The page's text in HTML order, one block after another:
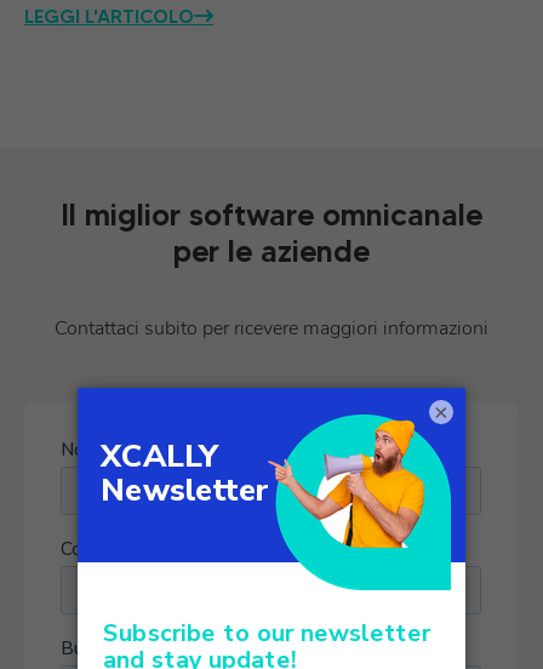
LEGGI L'ARTICOLO
Il miglior software omnicanale
per le aziende
Contattaci subito per ricevere maggiori informazioni
×